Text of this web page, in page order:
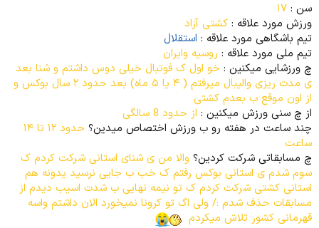
سن : ۱۷
ورزش مورد علاقه : کشتی آزاد
تیم باشگاهی مورد علاقه : استقلال
تیم ملی مورد علاقه : روسیه وایران
چ ورزشایی میکنین : خو اول ک فوتبال خیلی دوس داشتم و شنا بعد
ی مدت ریزی والیبال میرفتم ( ۴ یا ۵ ماه‌) بعد حدود ۲ سال بوکس و
از اون موقع ب بعدم کشتی
از چ سنی ورزش میکنین : از حدود 8 سالگی
چند ساعت در هفته رو ب ورزش اختصاص میدین؟
حدود ۱۲ تا ۱۴
ساعت
چ مسابقاتی شرکت کردین؟ والا من ی شنای استانی شرکت کردم ک
سوم شدم ی استانی بوکس رفتم ک خب ب جایی نرسید یدونه هم
استانی کشتی شرکت کردم ک تو نیمه نهایی ب شدت اسیب دیدم از
مسابقات حذف شدم :/ ولی اگ تو کرونا نمیخورد الان داشتم واسه
قهرمانی کشور تلاش میکردم